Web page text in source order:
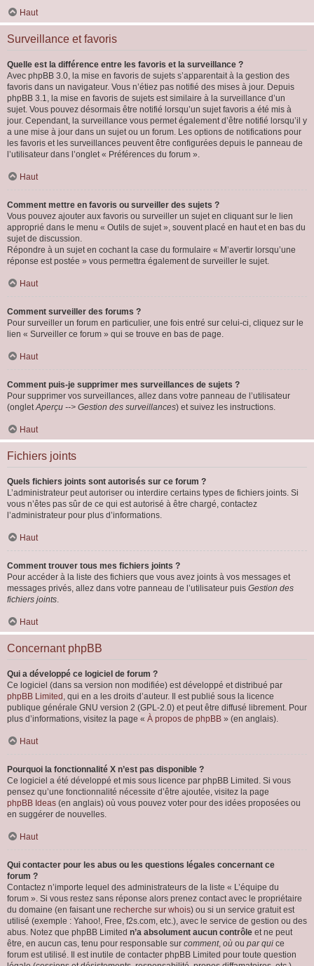
Haut
Surveillance et favoris
Quelle est la différence entre les favoris et la surveillance ?
Avec phpBB 3.0, la mise en favoris de sujets s’apparentait à la gestion des
favoris dans un navigateur. Vous n’étiez pas notifié des mises à jour. Depuis
phpBB 3.1, la mise en favoris de sujets est similaire à la surveillance d’un
sujet. Vous pouvez désormais être notifié lorsqu’un sujet favoris a été mis à
jour. Cependant, la surveillance vous permet également d’être notifié lorsqu’il y
a une mise à jour dans un sujet ou un forum. Les options de notifications pour
les favoris et les surveillances peuvent être configurées depuis le panneau de
l’utilisateur dans l’onglet « Préférences du forum ».
Haut
Comment mettre en favoris ou surveiller des sujets ?
Vous pouvez ajouter aux favoris ou surveiller un sujet en cliquant sur le lien
approprié dans le menu « Outils de sujet », souvent placé en haut et en bas du
sujet de discussion.
Répondre à un sujet en cochant la case du formulaire « M’avertir lorsqu’une
réponse est postée » vous permettra également de surveiller le sujet.
Haut
Comment surveiller des forums ?
Pour surveiller un forum en particulier, une fois entré sur celui-ci, cliquez sur le
lien « Surveiller ce forum » qui se trouve en bas de page.
Haut
Comment puis-je supprimer mes surveillances de sujets ?
Pour supprimer vos surveillances, allez dans votre panneau de l’utilisateur
(ongletAperçu --> Gestion des surveillances) et suivez les instructions.
Haut
Fichiers joints
Quels fichiers joints sont autorisés sur ce forum ?
L’administrateur peut autoriser ou interdire certains types de fichiers joints. Si
vous n’êtes pas sûr de ce qui est autorisé à être chargé, contactez
l’administrateur pour plus d’informations.
Haut
Comment trouver tous mes fichiers joints ?
Pour accéder à la liste des fichiers que vous avez joints à vos messages et
messages privés, allez dans votre panneau de l’utilisateur puis Gestion des
fichiers joints.
Haut
Concernant phpBB
Qui a développé ce logiciel de forum ?
Ce logiciel (dans sa version non modifiée) est développé et distribué par
phpBB Limited , qui en a les droits d’auteur. Il est publié sous la licence
publique générale GNU version 2 (GPL-2.0) et peut être diffusé librement. Pour
plus d’informations, visitez la page « À propos de phpBB » (en anglais).
Haut
Pourquoi la fonctionnalité X n’est pas disponible ?
Ce logiciel a été développé et mis sous licence par phpBB Limited. Si vous
pensez qu’une fonctionnalité nécessite d’être ajoutée, visitez la page
phpBB Ideas (en anglais) où vous pouvez voter pour des idées proposées ou
en suggérer de nouvelles.
Haut
Qui contacter pour les abus ou les questions légales concernant ce
forum ?
Contactez n’importe lequel des administrateurs de la liste « L’équipe du
forum ». Si vous restez sans réponse alors prenez contact avec le propriétaire
du domaine (en faisant une recherche sur whois) ou si un service gratuit est
utilisé (exemple : Yahoo!, Free, f2s.com, etc.), avec le service de gestion ou des
abus. Notez que phpBB Limited n’a absolument aucun contrôle et ne peut
être, en aucun cas, tenu pour responsable sur comment, où ou par qui ce
forum est utilisé. Il est inutile de contacter phpBB Limited pour toute question